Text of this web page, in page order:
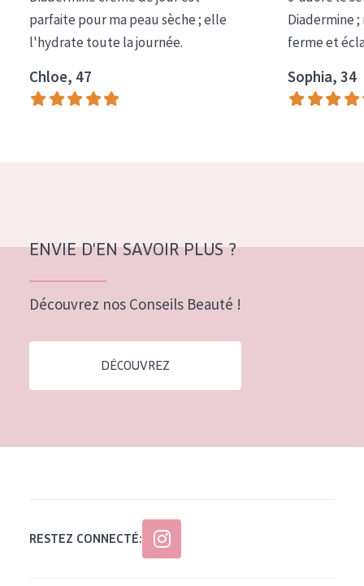
COLLECTION
Essentials
Lift+
Expert
Peau mixte ou grasse
Peau mature
Peau ménopausée
Âge : 55+
parfaite pour ma peau sèche ; elle
l'hydrate toute la journée.
Chloe, 47
Diadermine
ferme et
Sophia, 34
ENVIE D'EN SAVOIR PLUS ?
Découvrez nos Conseils Beauté !
DÉCOUVREZ
RESTEZ CONNECTÉ: